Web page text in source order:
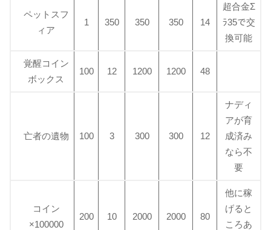
ペットスフ
ィア
1 350 350 350 14
超合金Σ
ﾗ35で交
換可能
覚醒コイン
ボックス
100 12 1200 1200 48
亡者の遺物 100 3 300 300 12
ナディ
アが育
成済み
なら不
要
コイン
×100000
200 10 2000 2000 80
他に稼
げると
ころあ